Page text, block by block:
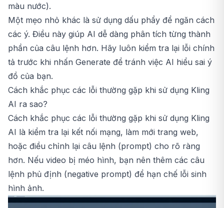
màu nước).
Một mẹo nhỏ khác là sử dụng dấu phẩy để ngăn cách
các ý. Điều này giúp AI dễ dàng phân tích từng thành
phần của câu lệnh hơn. Hãy luôn kiểm tra lại lỗi chính
tả trước khi nhấn Generate để tránh việc AI hiểu sai ý
đồ của bạn.
Cách khắc phục các lỗi thường gặp khi sử dụng Kling
AI ra sao?
Cách khắc phục các lỗi thường gặp khi sử dụng Kling
AI là kiểm tra lại kết nối mạng, làm mới trang web,
hoặc điều chỉnh lại câu lệnh (prompt) cho rõ ràng
hơn. Nếu video bị méo hình, bạn nên thêm các câu
lệnh phủ định (negative prompt) để hạn chế lỗi sinh
hình ảnh.